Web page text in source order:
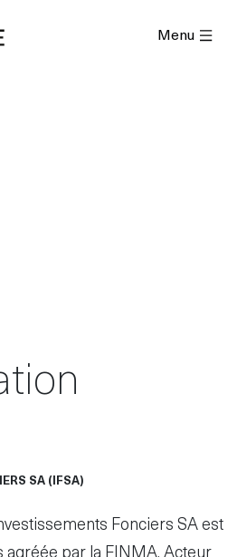
Menu
SA (IFSA)
Fonciers SA est
agréée par la FINMA. Acteur